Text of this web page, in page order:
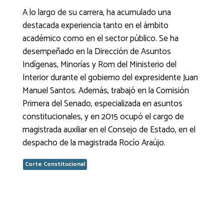
A lo largo de su carrera, ha acumulado una
destacada experiencia tanto en el ámbito
académico como en el sector público. Se ha
desempeñado en la Dirección de Asuntos
Indígenas, Minorías y Rom del Ministerio del
Interior durante el gobierno del expresidente Juan
Manuel Santos. Además, trabajó en la Comisión
Primera del Senado, especializada en asuntos
constitucionales, y en 2015 ocupó el cargo de
magistrada auxiliar en el Consejo de Estado, en el
despacho de la magistrada Rocío Araújo.
Corte Constitucional